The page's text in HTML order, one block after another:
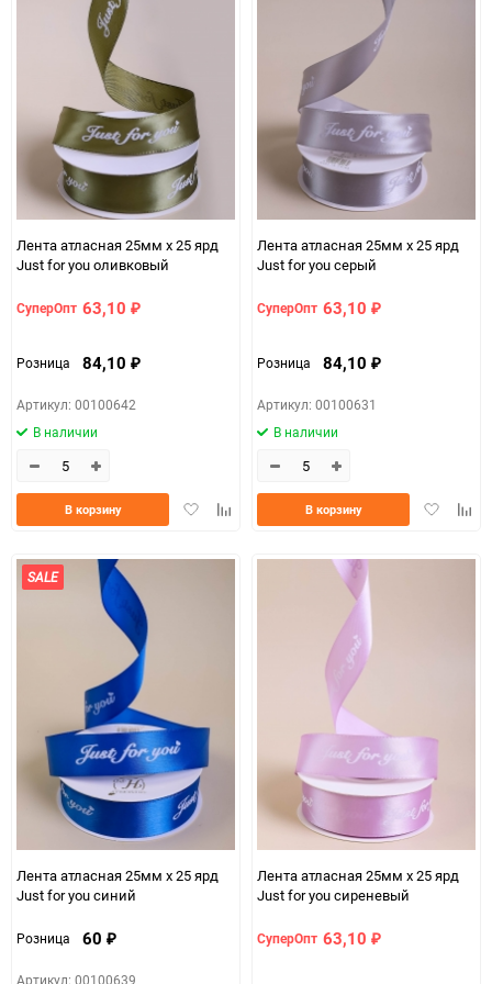
Лента атласная 25мм х 25 ярд
Just for you оливковый
СуперОпт 63,10 ₽
Розница 84,10 ₽
Артикул: 00100642
В наличии
ДобавитьДобавить
В корзину
Лента атласная 25мм х 25 ярд
Just for you серый
СуперОпт 63,10 ₽
Розница 84,10 ₽
Артикул: 00100631
В наличии
Добавить
В корзину
SALE
Лента атласная 25мм х 25 ярд
Just for you синий
Розница 60 ₽
Артикул: 00100639
Лента атласная 25мм х 25 ярд
Just for you сиреневый
СуперОпт 63,10 ₽